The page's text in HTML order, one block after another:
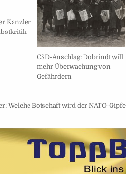
Kanzler
CSD-Anschlag: Dobrindt will
mehr Überwachung von
Gefährdern
Welche Botschaft wird der NATO-